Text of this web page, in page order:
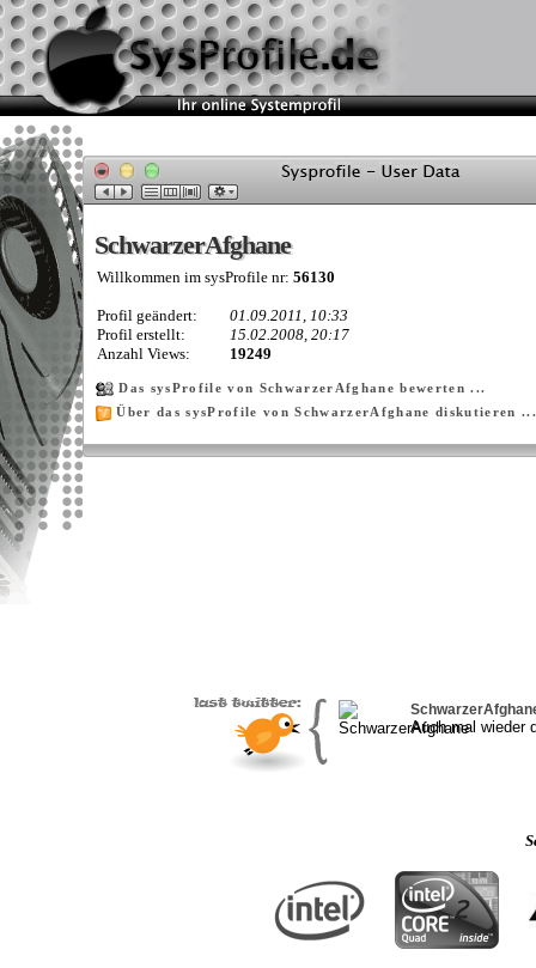
SchwarzerAfghane
SchwarzerAfghane
Willkommen im sysProfile nr: 56130
Profil geändert:
01.09.2011, 10:33
Profil erstellt:
15.02.2008, 20:17
Anzahl Views:
19249
Das sysProfile von SchwarzerAfghane bewerten ...
Über das sysProfile von SchwarzerAfghane diskutieren
Auch mal wieder